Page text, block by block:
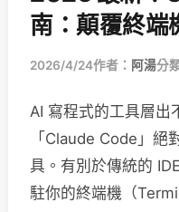
南：顛覆終端
2026/4/24作者： 阿湯分
AI 寫程式的工具層
「Claude Code」絕
具。有別於傳統的
駐你的終端機（